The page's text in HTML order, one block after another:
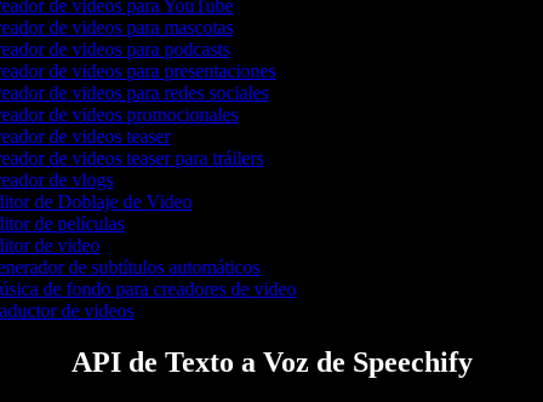
de videos para YouTube
de videos para mascotas
de videos para podcasts
de videos para presentaciones
de videos para redes sociales
de videos promocionales
de videos teaser
de videos teaser para tráilers
de vlogs
de Doblaje de Video
de películas
de video
de subtítulos automáticos
de fondo para creadores de video
de videos
API de Texto a Voz de Speechify